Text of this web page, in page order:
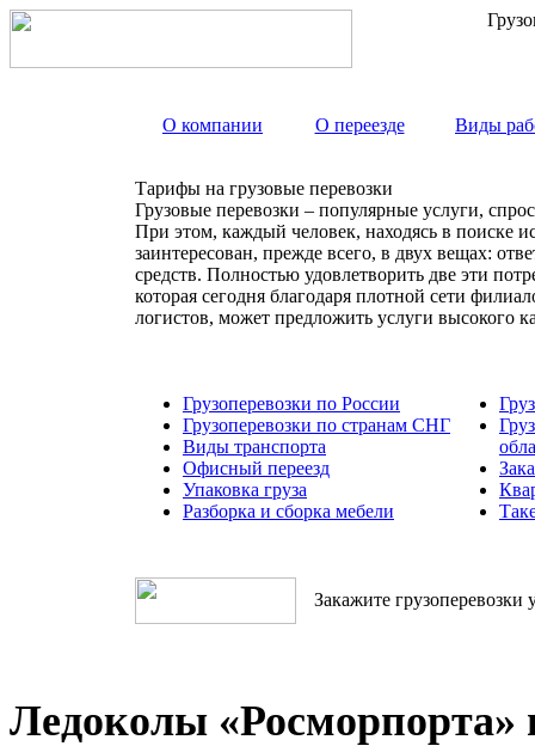
О компании О переезде Виды
Тарифы на грузовые перевозки
Грузовые перевозки – популярные услуги,
При этом, каждый человек, находясь в поиске
заинтересован, прежде всего, в двух вещах:
средств. Полностью удовлетворить две эти
которая сегодня благодаря плотной сети
логистов, может предложить услуги высокого
Грузоперевозки по России
Грузоперевозки по странам СНГ
Виды транспорта
Офисный переезд
Упаковка груза
Разборка и сборка мебели
Закажите грузоперевозки
Ледоколы